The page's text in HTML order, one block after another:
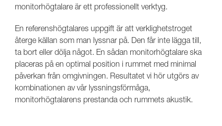
monitorhögtalare är ett professionellt verktyg.
En referenshögtalares uppgift är att verklighetstroget
återge källan som man lyssnar på. Den får inte lägga till,
ta bort eller dölja något. En sådan monitorhögtalare ska
placeras på en optimal position i rummet med minimal
påverkan från omgivningen. Resultatet vi hör utgörs av
kombinationen av vår lyssningsförmåga,
monitorhögtalarens prestanda och rummets akustik.